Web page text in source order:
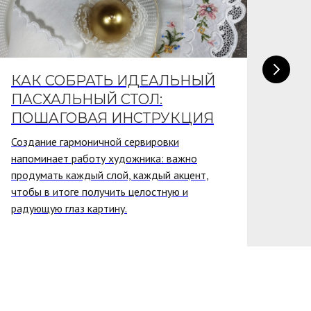
КАК СОБРАТЬ ИДЕАЛЬНЫЙ
ПАСХАЛЬНЫЙ СТОЛ:
ПОШАГОВАЯ ИНСТРУКЦИЯ
Создание гармоничной сервировки
напоминает работу художника: важно
продумать каждый слой, каждый акцент,
чтобы в итоге получить целостную и
радующую глаз картину.